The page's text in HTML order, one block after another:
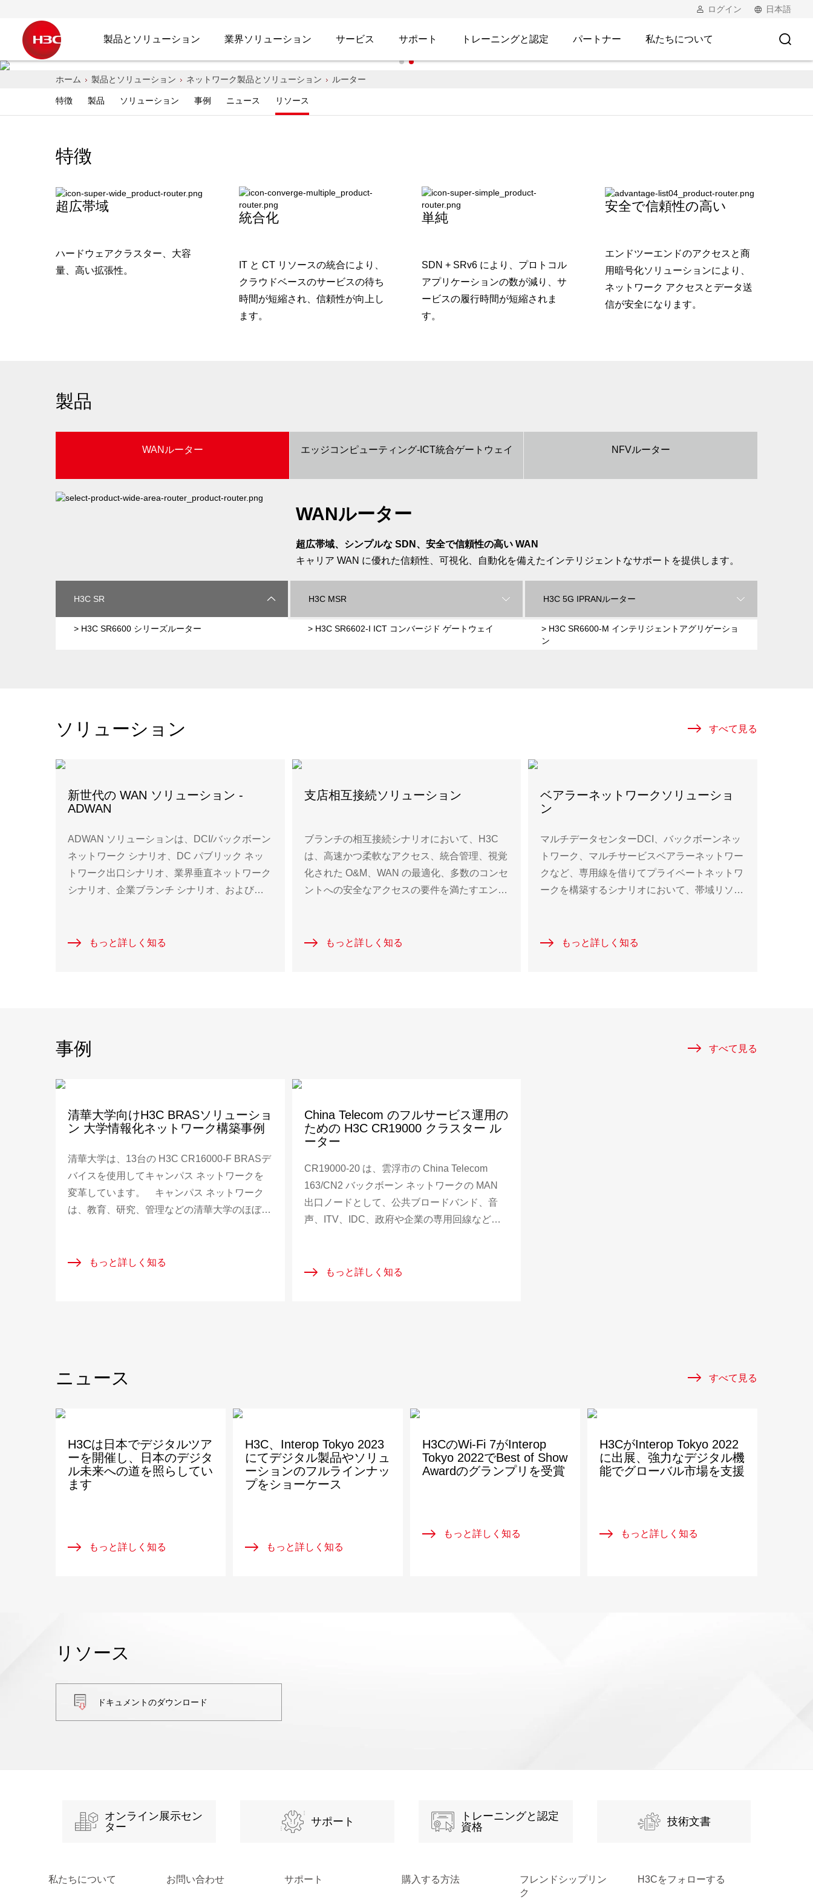
ログイン 日本語
製品とソリューション 業界ソリューション サービス サポート トレーニングと認定 パートナー 私たちについて
来
と進化させ、
インテリジェントな接続により、ルーターは超広帯域で統合され、シンプル
H3C にお問い合わせください ルーターの詳細については、ビデオをご覧
ホーム 製品とソリューション ネットワーク製品とソリューション ルーター
特徴 製品 ソリューション 事例 ニュース リソース
特徴
超広帯域
ハードウェアクラスター、大容
量、高い拡張性。
統合化
IT と CT リソースの統合により、
クラウドベースのサービスの待ち
時間が短縮され、信頼性が向上し
ます。
単純
SDN + SRv6 により、プロトコル
アプリケーションの数が減り、サ
ービスの履行時間が短縮されま
す。
安全で信頼性の高い
エンドツーエンドのアクセスと商
用暗号化ソリューションにより、
ネットワーク アクセスとデータ送
信が安全になります。
製品
WANルーター エッジコンピューティング-ICT統合ゲートウェイ NFVルーター
WANルーター
超広帯域、シンプルな SDN、安全で信頼性の高い WAN
キャリア WAN に優れた信頼性、可視化、自動化を備えたインテリジェントなサポートを提供します。
H3C SR H3C MSR H3C 5G IPRANルーター
> H3C SR6600 シリーズルーター > H3C SR6602-I ICT コンバージド ゲートウェイ
> H3C SR6600-M インテリジェントアグリゲーショ
ン
ソリューション すべて見る
新世代の WAN ソリューション -
ADWAN
ADWAN ソリューションは、DCI/バックボーン
ネットワーク シナリオ、DC パブリック ネッ
トワーク出口シナリオ、業界垂直ネットワーク
シナリオ、企業ブランチ シナリオ、および専
す。主に政府、金融、企業、教育、通信事業者
もっと詳しく知る
支店相互接続ソリューション
ブランチの相互接続シナリオにおいて、H3C
は、高速かつ柔軟なアクセス、統合管理、視覚
化された O&M、WAN の最適化、多数のコンセ
ントへの安全なアクセスの要件を満たすエンド
もっと詳しく知る
ベアラーネットワークソリューショ
ン
マルチデータセンターDCI、バックボーンネッ
トワーク、マルチサービスベアラーネットワー
クなど、専用線を借りてプライベートネットワ
ークを構築するシナリオにおいて、帯域リソー
もっと詳しく知る
事例 すべて見る
清華大学向けH3C BRASソリューショ
ン 大学情報化ネットワーク構築事例
清華大学は、13台の H3C CR16000-F BRASデ
バイスを使用してキャンパス ネットワークを
変革しています。 キャンパス ネットワーク
は、教育、研究、管理などの清華大学のほぼ全
10,000台のダム端末のアクセスを制御し、複雑
もっと詳しく知る
China Telecom のフルサービス運用の
ための H3C CR19000 クラスター ル
ーター
CR19000-20 は、雲浮市の China Telecom
163/CN2 バックボーン ネットワークの MAN
出口ノードとして、公共ブロードバンド、音
声、ITV、IDC、政府や企業の専用回線など、
ットワーク構築に対する H3C のフル サービス
もっと詳しく知る
ニュース すべて見る
H3Cは日本でデジタルツア
ーを開催し、日本のデジタ
ル未来への道を照らしてい
ます
もっと詳しく知る
H3C、Interop Tokyo 2023
にてデジタル製品やソリュ
ーションのフルラインナッ
プをショーケース
もっと詳しく知る
H3CのWi-Fi 7がInterop
Tokyo 2022でBest of Show
Awardのグランプリを受賞
もっと詳しく知る
H3CがInterop Tokyo 2022
に出展、強力なデジタル機
能でグローバル市場を支援
もっと詳しく知る
リソース
ドキュメントのダウンロード
オンライン展示セン
ター
サポート
トレーニングと認定
資格
技術文書
私たちについて お問い合わせ サポート 購入する方法
フレンドシップリン
ク
H3Cをフォローする